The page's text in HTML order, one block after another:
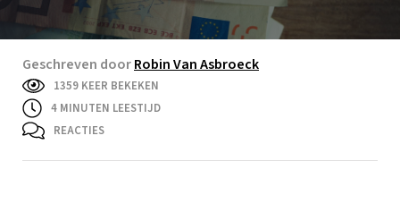
Geschreven doorRobin Van Asbroeck
1359 KEER BEKEKEN
4 MINUTEN LEESTIJD
REACTIES